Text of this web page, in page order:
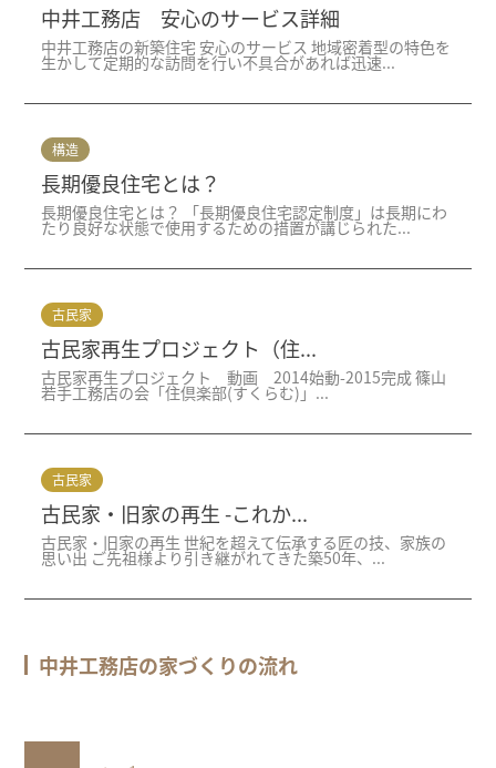
中井工務店 安心のサービス詳細
中井工務店の新築住宅 安心のサービス 地域密着型の特色を
生かして定期的な訪問を行い不具合があれば迅速...
構造
長期優良住宅とは？
長期優良住宅とは？ 「長期優良住宅認定制度」は長期にわ
たり良好な状態で使用するための措置が講じられた...
古民家
古民家再生プロジェクト（住...
古民家再生プロジェクト 動画 2014始動-2015完成 篠山
若手工務店の会「住倶楽部(すくらむ)」...
古民家
古民家・旧家の再生 -これか...
古民家・旧家の再生 世紀を超えて伝承する匠の技、家族の
思い出 ご先祖様より引き継がれてきた築50年、...
中井工務店の家づくりの流れ